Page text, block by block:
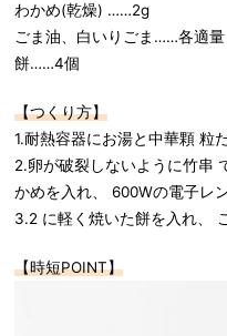
わかめ(乾燥) ……2g
ごま油、白いりごま……各適量
餅……4個
【つくり方】
1.耐熱容器にお湯と中華顆 粒
2.卵が破裂しないように竹串
かめを入れ、 600Wの電子レ
3.2 に軽く焼いた餅を入れ、
【時短POINT】